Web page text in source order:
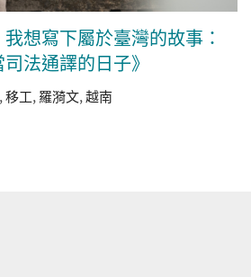
想寫下屬於臺灣的故事：
法通譯的日子》
,移工, 羅漪文,越南